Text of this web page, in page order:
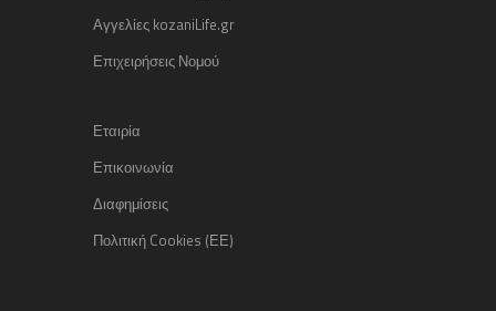
Αγγελίες kozaniLife.gr
Επιχειρήσεις Νομού
Εταιρία
Επικοινωνία
Διαφημίσεις
Πολιτική Cookies (ΕΕ)